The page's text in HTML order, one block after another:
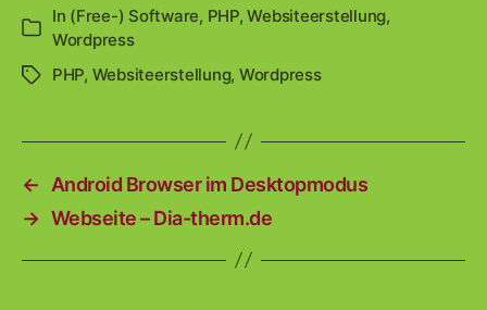
Kategorien
In (Free-) Software, PHP,Websiteerstellung,
Wordpress
Schlagwörter
PHP, Websiteerstellung, Wordpress
←
Android Browser im Desktopmodus
→ Webseite – Dia-therm.de